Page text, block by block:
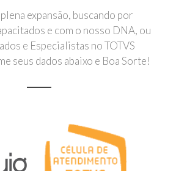
expansão, buscando por
e com o nosso DNA, ou
e Especialistas no TOTVS
seus dados abaixo e Boa Sorte!